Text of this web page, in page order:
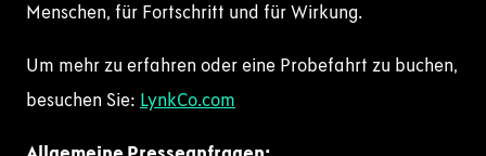
Menschen, für Fortschritt und für Wirkung.
Um mehr zu erfahren oder eine Probefahrt zu buchen,
besuchen Sie: LynkCo.com